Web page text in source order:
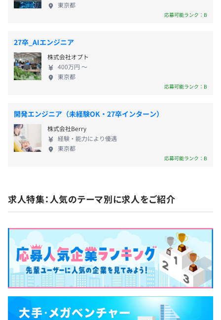
不明点をサポート。また、技術面だけでなく業務上の困っ
たことや悩みなども相談に乗ってくれます。
年2回フィードバック面談を実施します。
会社業績により、決算インセンティブを支給することがあ
開発における人数構成はプロダクトによりますが、エンジ
ニア・デザイナー・プランナーといった職種の垣根はな
く、お互いの領域をフォローしつつ一致団結して開発を進
めています。
どの職種であっても、企画から実装といった一貫した開発
業務に就くことが求められるため、密なコミュニケーショ
ンを重視し、スモールチームで開発することを徹底してい
ます。
契約更新の判断基準
契約更新の上限
会社の定めるインターン期間
東京都
応募可能ランク：B
27卒_AIエンジニア
株式会社オプト
400万円 〜
東京都
応募可能ランク：B
開発エンジニア（未経験OK・27卒インターン）
株式会社Berry
経験・能力により優遇
東京都
応募可能ランク：B
求人特集：人気のテーマ別に求人をご紹介